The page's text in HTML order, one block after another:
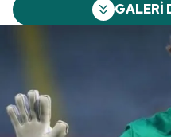
GALERİ